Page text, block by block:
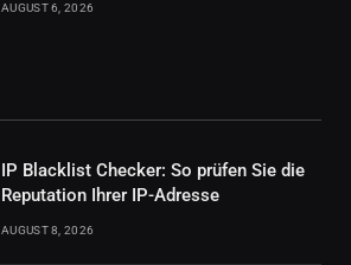
AUGUST 6, 2026
IP Blacklist Checker: So prüfen Sie die
Reputation Ihrer IP-Adresse
AUGUST 8, 2026